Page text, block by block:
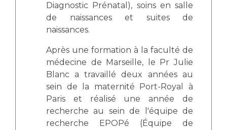
Diagnostic Prénatal), soins en salle
de naissances et suites de
naissances.
Après une formation à la faculté de
médecine de Marseille, le Pr Julie
Blanc a travaillé deux années au
sein de la maternité Port-Royal à
Paris et réalisé une année de
recherche au sein de l'équipe de
recherche EPOPé (Équipe de